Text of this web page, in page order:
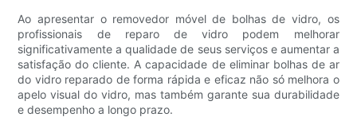
Ao apresentar o removedor móvel de bolhas de vidro, os
profissionais de reparo de vidro podem melhorar
significativamente a qualidade de seus serviços e aumentar a
satisfação do cliente. A capacidade de eliminar bolhas de ar
do vidro reparado de forma rápida e eficaz não só melhora o
apelo visual do vidro, mas também garante sua durabilidade
e desempenho a longo prazo.